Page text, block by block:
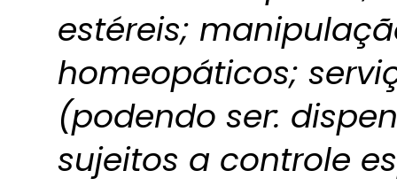
estéreis;
homeopáticos;
(podendo ser:
sujeitos a controle